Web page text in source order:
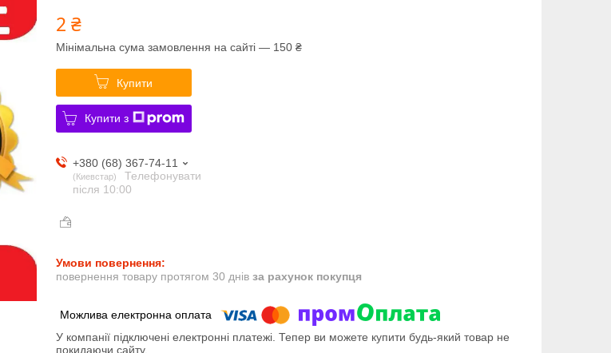
2 ₴
Мінімальна сума замовлення на сайті — 150 ₴
Купити
Купити з
+380 (68) 367-74-11
Киевстар
Телефонувати
після 10:00
повернення товару протягом 30 днів за рахунок покупця
У компанії підключені електронні платежі. Тепер ви можете купити будь-який товар не
покидаючи сайту.